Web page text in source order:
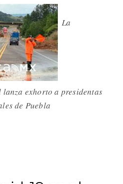
La
exhorto a presidentas
de Puebla